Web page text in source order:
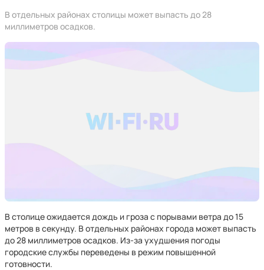
В отдельных районах столицы может выпасть до 28
миллиметров осадков.
В столице ожидается дождь и гроза с порывами ветра до 15
метров в секунду. В отдельных районах города может выпасть
до 28 миллиметров осадков. Из-за ухудшения погоды
городские службы переведены в режим повышенной
готовности.